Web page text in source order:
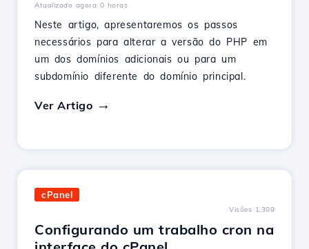
Atualizado agora 0 horas
Neste artigo, apresentaremos os passos
necessários para alterar a versão do PHP em
um dos domínios adicionais ou para um
subdomínio diferente do domínio principal.
Ver Artigo
cPanel
Visões 1,309
Configurando um trabalho cron na